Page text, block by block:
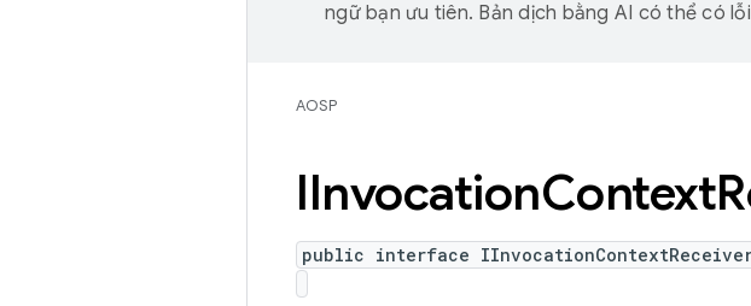
ngữ bạn ưu tiên. Bản dịch bằng AI có thể có
AOSP
IInvocationContext
public interface